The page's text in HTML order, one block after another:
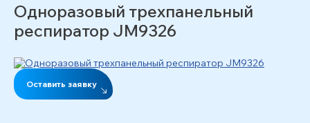
Одноразовый трехпанельный
респиратор JM9326
Оставить заявку